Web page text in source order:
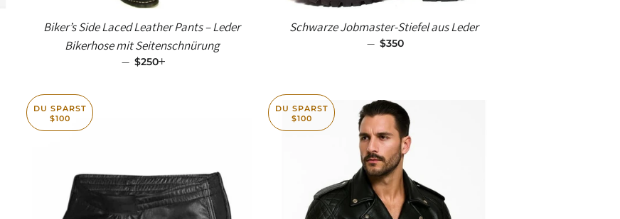
Biker’s Side Laced Leather Pants – Leder
Bikerhose mit Seiten­schnürung
— SALE-PREIS
$250
Schwarze Jobmaster-Stiefel aus Leder
— SALE-PREIS
$350
DU SPARST
$100
DU SPARST
$100